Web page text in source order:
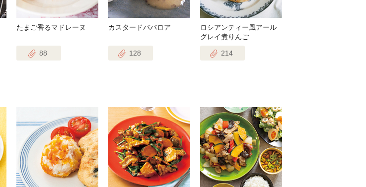
たまご香るマドレーヌ
88
カスタードババロア
128
ロシアンティー風アール
グレイ煮りんご
214